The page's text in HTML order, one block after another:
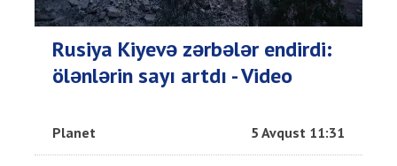
Rusiya Kiyevə zərbələr endirdi:
ölənlərin sayı artdı - Video
Planet 5 Avqust 11:31